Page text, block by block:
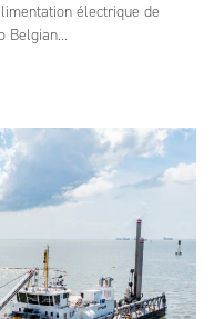
électrique de
Belgian...